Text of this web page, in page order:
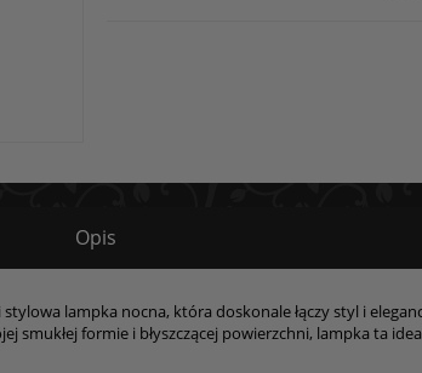
Opis
lampka nocna, która doskonale łączy styl i
smukłej formie i błyszczącej powierzchni, lampka ta